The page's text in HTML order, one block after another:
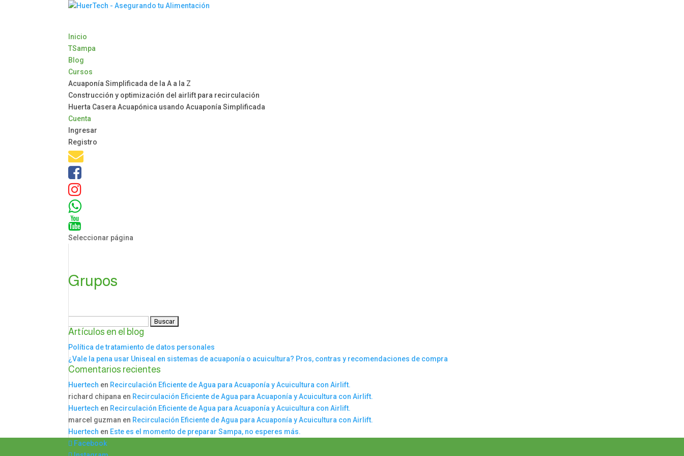
Inicio
TSampa
Blog
Cursos
Acuaponía Simplificada de la A a la Z
Construcción y optimización del airlift para recirculación
Huerta Casera Acuapónica usando Acuaponía Simplificada
Cuenta
Ingresar
Registro
Seleccionar página
Grupos
Artículos en el blog
Política de tratamiento de datos personales
¿Vale la pena usar Uniseal en sistemas de acuaponía o acuicultura? Pros, contras y recomendaciones de compra
Comentarios recientes
Huertech en Recirculación Eficiente de Agua para Acuaponía y Acuicultura con Airlift.
richard chipana en Recirculación Eficiente de Agua para Acuaponía y Acuicultura con Airlift.
Huertech en Recirculación Eficiente de Agua para Acuaponía y Acuicultura con Airlift.
marcel guzman en Recirculación Eficiente de Agua para Acuaponía y Acuicultura con Airlift.
Huertech en Este es el momento de preparar Sampa, no esperes más.
Facebook